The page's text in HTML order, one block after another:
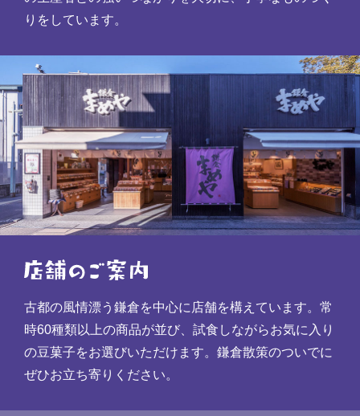
りをしています。
古都の風情漂う鎌倉を中心に店舗を構えています。常
時60種類以上の商品が並び、試食しながらお気に入り
の豆菓子をお選びいただけます。鎌倉散策のついでに
ぜひお立ち寄りください。